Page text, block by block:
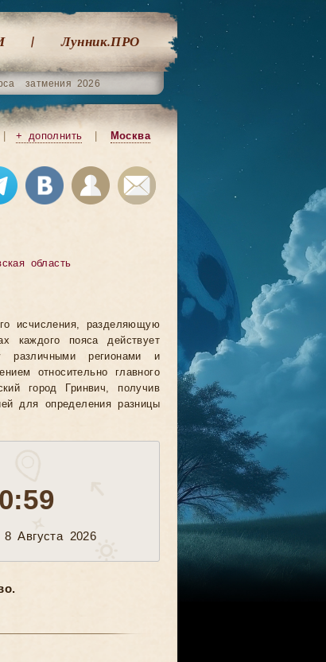
Лунник.ПРО
затмения 2026
+ дополнить Москва
область
исчисления, разделяющую
каждого пояса действует
регионами и
относительно главного
город Гринвич, получив
для определения разницы
Августа 2026